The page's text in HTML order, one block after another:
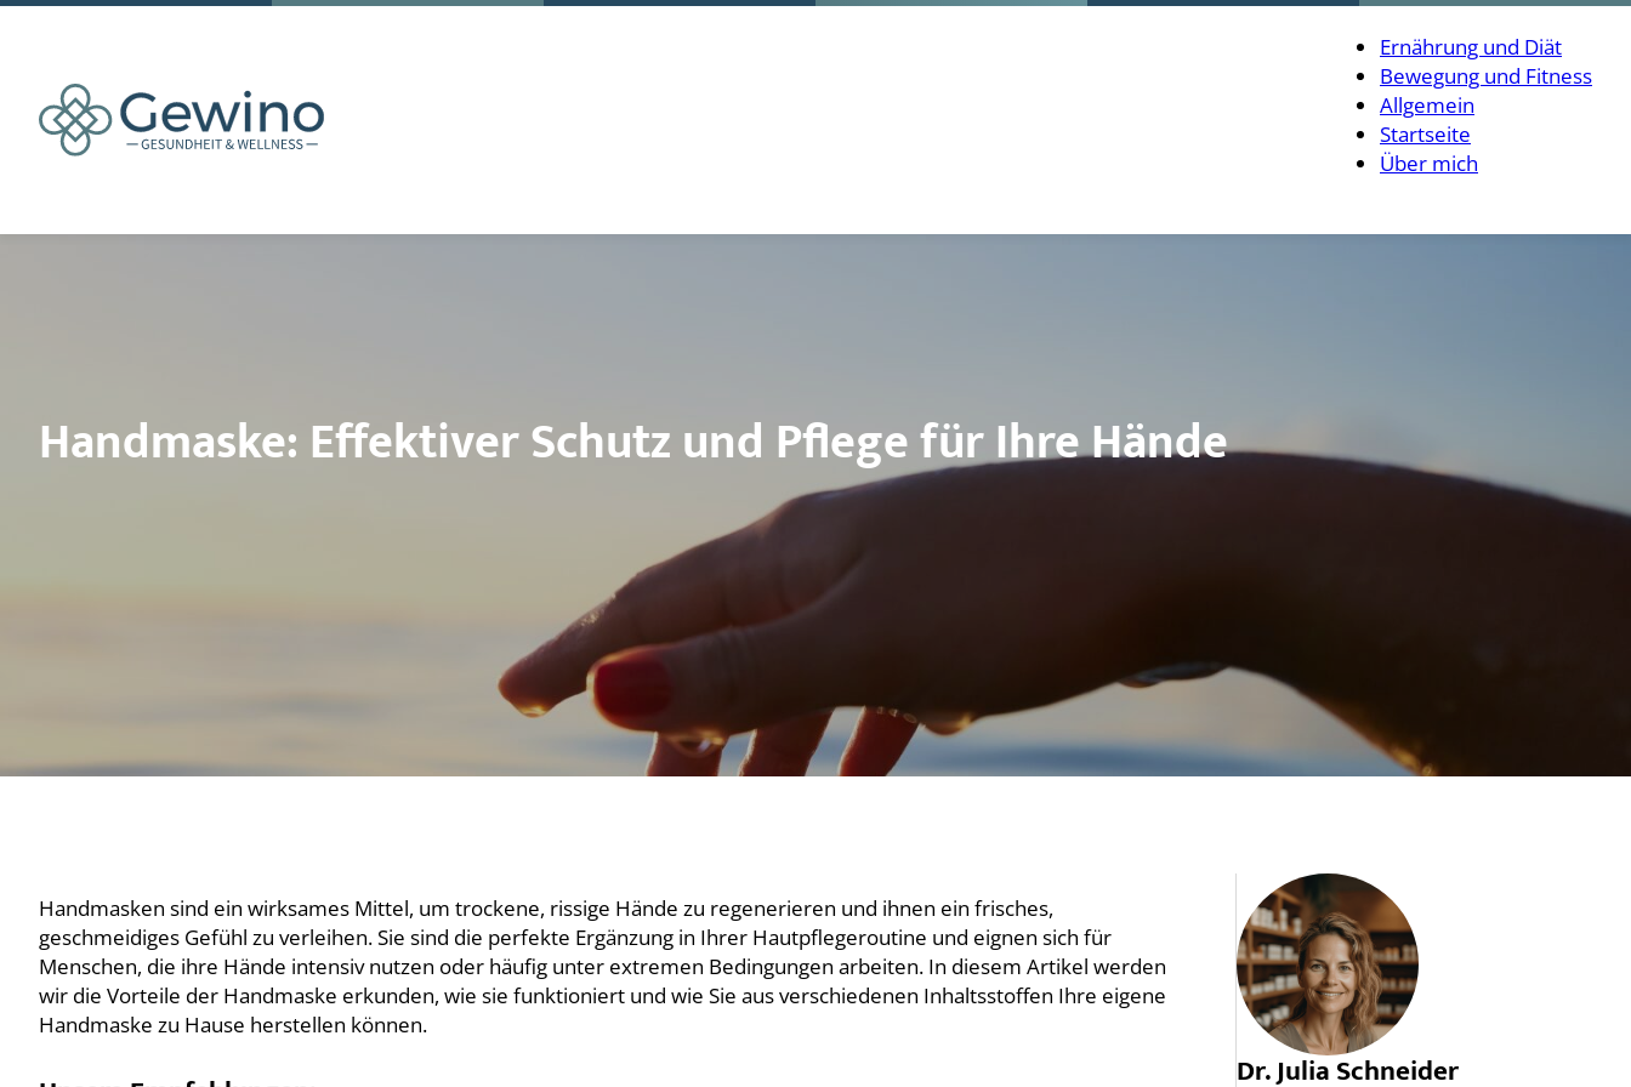
Ernährung und Diät
Bewegung und Fitness
Allgemein
Startseite
Über mich
Handmaske: Effektiver Schutz und Pflege für Ihre Hände
Handmasken sind ein wirksames Mittel, um trockene, rissige Hände zu regenerieren und ihnen ein frisches,
geschmeidiges Gefühl zu verleihen. Sie sind die perfekte Ergänzung in Ihrer Hautpflegeroutine und eignen sich für
Menschen, die ihre Hände intensiv nutzen oder häufig unter extremen Bedingungen arbeiten. In diesem Artikel werden
wir die Vorteile der Handmaske erkunden, wie sie funktioniert und wie Sie aus verschiedenen Inhaltsstoffen Ihre eigene
Handmaske zu Hause herstellen können.
Dr. Julia Schneider